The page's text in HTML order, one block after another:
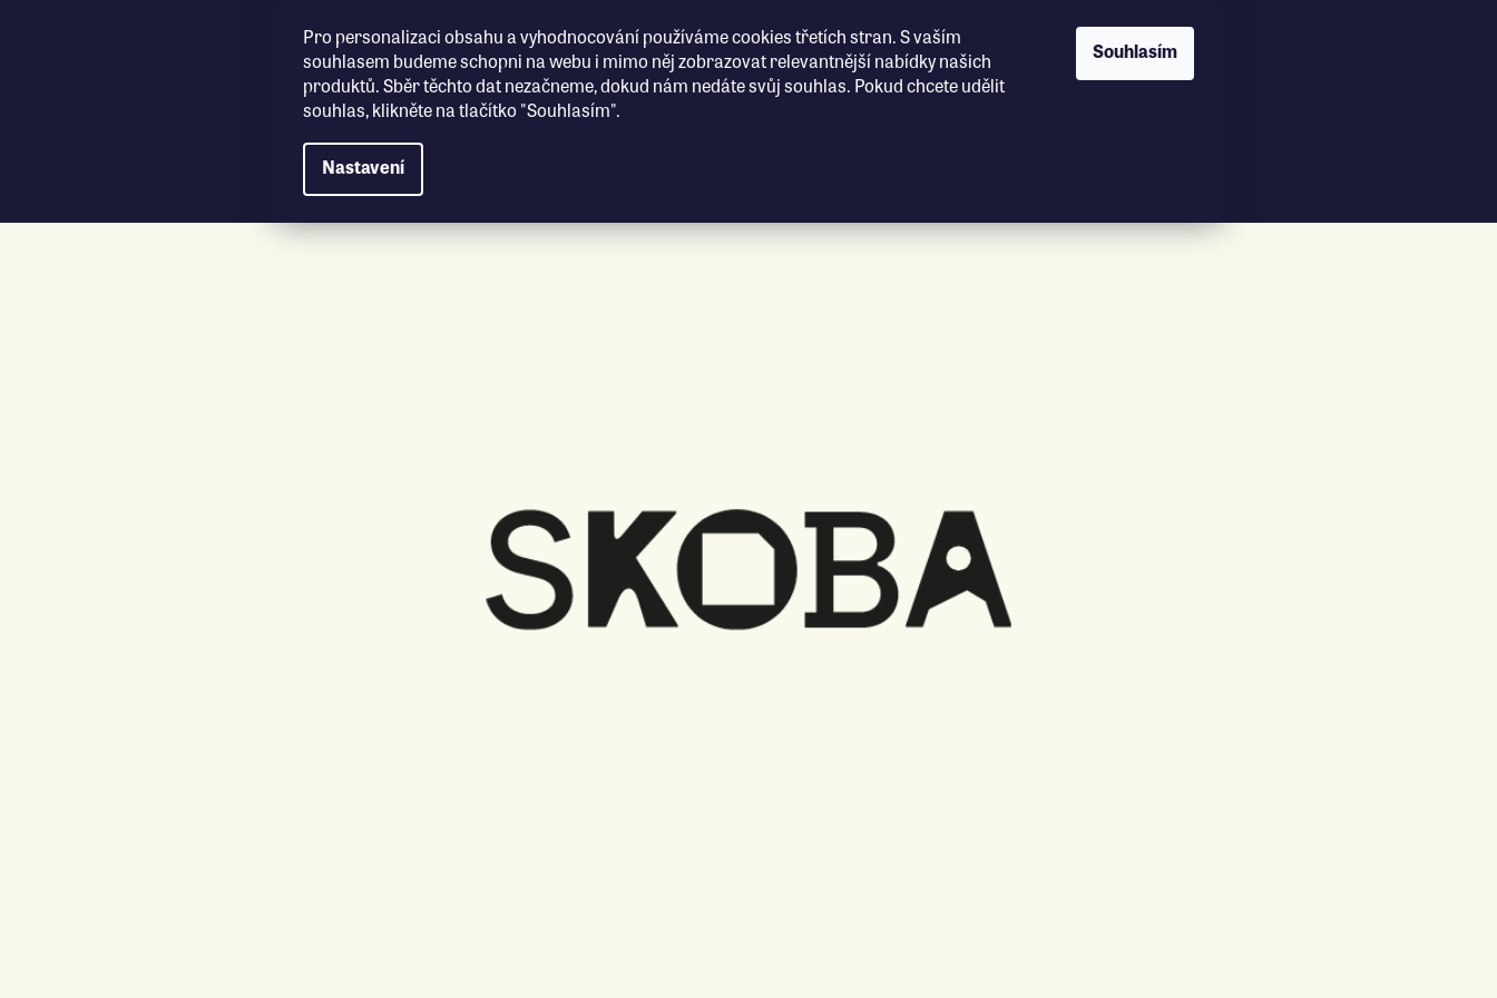
Pro personalizaci obsahu a vyhodnocování používáme cookies třetích stran. S vaším
souhlasem budeme schopni na webu i mimo něj zobrazovat relevantnější nabídky našich
produktů. Sběr těchto dat nezačneme, dokud nám nedáte svůj souhlas. Pokud chcete udělit
souhlas, klikněte na tlačítko "Souhlasím".
Nastavení
Souhlasím